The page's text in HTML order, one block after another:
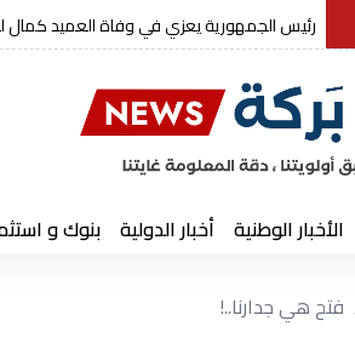
الفريق أول شنقريحة يؤكد أن
الأخبار الوطنية أخبار الدولية بنوك و
فتح هي جدارنا..!